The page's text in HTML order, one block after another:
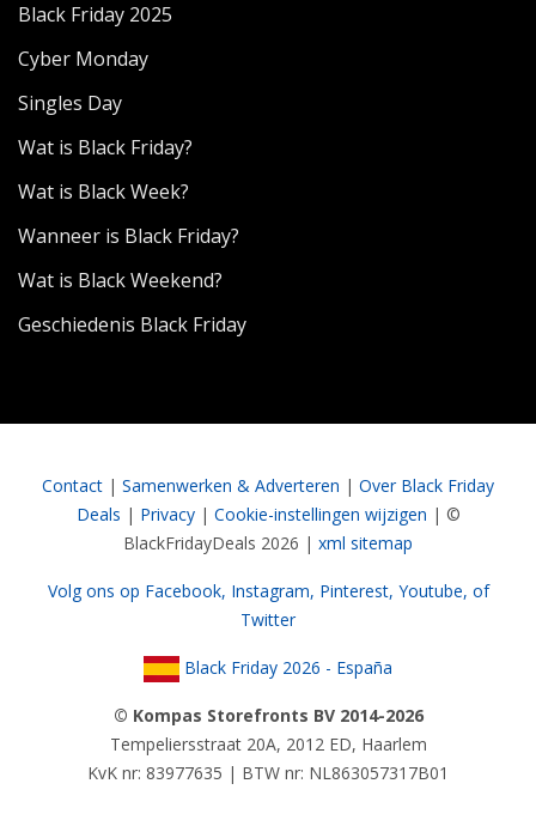
Black Friday 2025
Cyber Monday
Singles Day
Wat is Black Friday?
Wat is Black Week?
Wanneer is Black Friday?
Wat is Black Weekend?
Geschiedenis Black Friday
Contact | Samenwerken & Adverteren | Over Black Friday
Deals | Privacy| Cookie-instellingen wijzigen | ©
BlackFridayDeals 2026 | xml sitemap
Volg ons op Facebook, Instagram, Pinterest, Youtube, of
Twitter
Black Friday 2026 - España
© Kompas Storefronts BV 2014-2026
Tempeliersstraat 20A, 2012 ED, Haarlem
KvK nr: 83977635 | BTW nr: NL863057317B01